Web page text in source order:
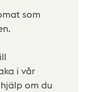
som
i vår
om du